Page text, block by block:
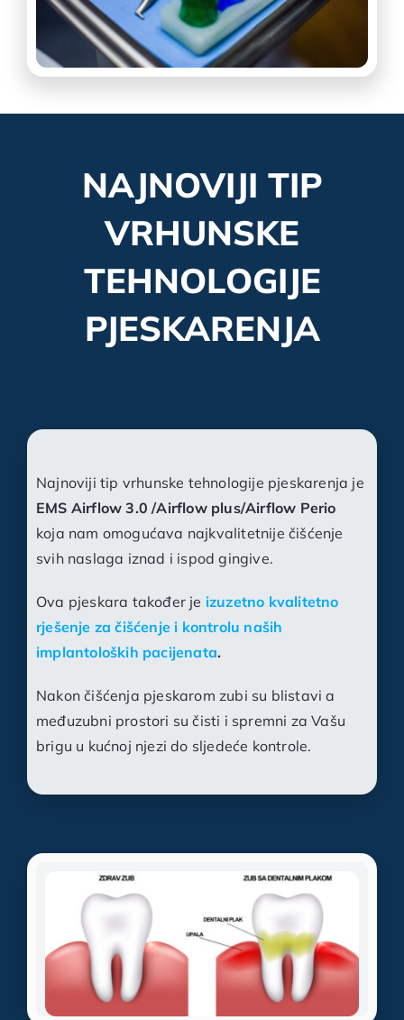
NAJNOVIJI TIP
VRHUNSKE
TEHNOLOGIJE
PJESKARENJA
Najnoviji tip vrhunske tehnologije pjeskarenja je
EMS Airflow 3.0 /Airflow plus/Airflow Perio
koja nam omogućava najkvalitetnije čišćenje
svih naslaga iznad i ispod gingive.
Ova pjeskara također je izuzetno kvalitetno
rješenje za čišćenje i kontrolu naših
implantoloških pacijenata.
Nakon čišćenja pjeskarom zubi su blistavi a
međuzubni prostori su čisti i spremni za Vašu
brigu u kućnoj njezi do sljedeće kontrole.